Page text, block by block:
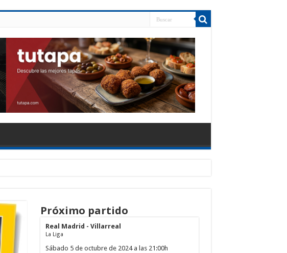
Próximo partido
Real Madrid - Villarreal
La Liga
Sábado 5 de octubre de 2024 a las 21:00h